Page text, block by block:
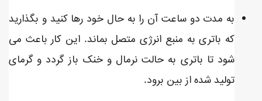
به مدت دو ساعت آن را به حال خود رها کنید و بگذارید
که باتری به منبع انرژی متصل بماند. این کار باعث می
شود تا باتری به حالت نرمال و خنک باز گردد و گرمای
تولید شده از بین برود.